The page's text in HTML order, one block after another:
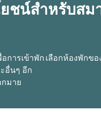
ชน์สำหรับสม
การเข้าพัก
อื่นๆ อีก
มาย
เลือกห้องพักข